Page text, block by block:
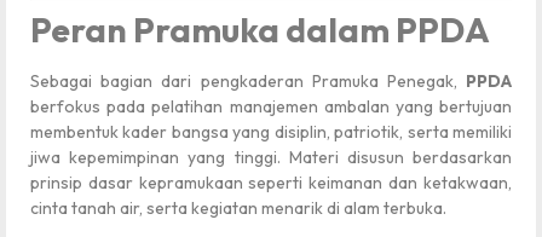
Peran Pramuka dalam PPDA
Sebagai bagian dari pengkaderan Pramuka Penegak, PPDA
berfokus pada pelatihan manajemen ambalan yang bertujuan
membentuk kader bangsa yang disiplin, patriotik, serta memiliki
jiwa kepemimpinan yang tinggi. Materi disusun berdasarkan
prinsip dasar kepramukaan seperti keimanan dan ketakwaan,
cinta tanah air, serta kegiatan menarik di alam terbuka.